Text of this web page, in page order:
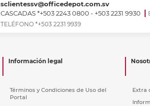
sclientessv@officedepot.com.sv
CASCADAS *+503 2243 0800 - +503 2231 9930
TELÉFONO *+503 2231 9939
Información legal
Términos y Condiciones de Uso del
Portal
Extra